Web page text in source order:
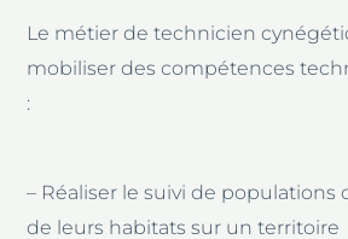
Le métier de technicien
mobiliser des compétences
:
– Réaliser le suivi de populations
de leurs habitats sur un territoire